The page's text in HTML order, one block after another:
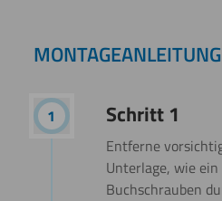
MONTAGEANLEITUNG
Schritt 1
Entferne
Unterlage, wie
Buchschrauben